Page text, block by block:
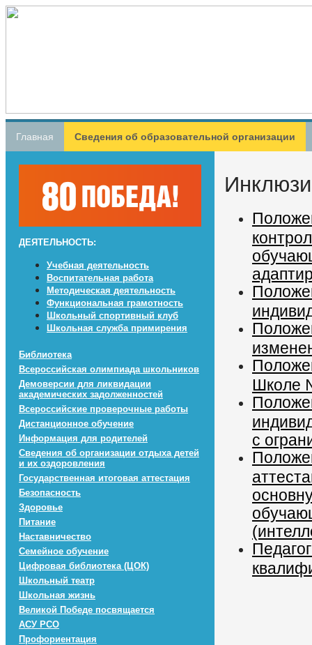
Главная Сведения об образовательной организации
ДЕЯТЕЛЬНОСТЬ:
Учебная деятельность
Воспитательная работа
Методическая деятельность
Функциональная грамотность
Школьный спортивный клуб
Школьная служба примирения
Библиотека
Всероссийская олимпиада школьников
Демоверсии для ликвидации
академических задолженностей
Всероссийские проверочные работы
Дистанционное обучение
Информация для родителей
Сведения об организации отдыха детей
и их оздоровления
Государственная итоговая аттестация
Безопасность
Здоровье
Питание
Наставничество
Семейное обучение
Цифровая библиотека (ЦОК)
Школьный театр
Школьная жизнь
Великой Победе посвящается
АСУ РСО
Профориентация
Школе
с